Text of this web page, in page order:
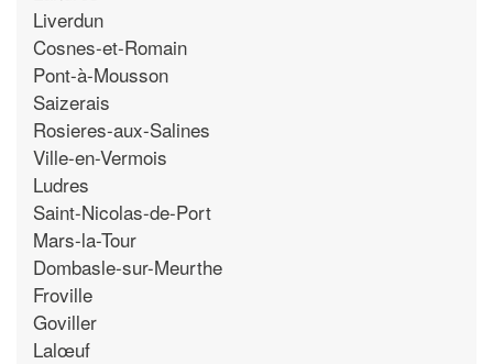
Liverdun
Cosnes-et-Romain
Pont-à-Mousson
Saizerais
Rosieres-aux-Salines
Ville-en-Vermois
Ludres
Saint-Nicolas-de-Port
Mars-la-Tour
Dombasle-sur-Meurthe
Froville
Goviller
Lalœuf